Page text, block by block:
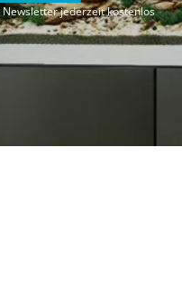
jederzeit kostenlos